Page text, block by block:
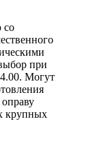
со
при
Могут
крупных